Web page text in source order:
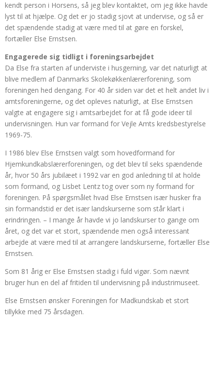
kendt person i Horsens, så jeg blev kontaktet, om jeg ikke havde
lyst til at hjælpe. Og det er jo stadig sjovt at undervise, og så er
det spændende stadig at være med til at gøre en forskel,
fortæller Else Ernstsen.
Engagerede sig tidligt i foreningsarbejdet
Da Else fra starten af underviste i husgerning, var det naturligt at
blive medlem af Danmarks Skolekøkkenlærerforening, som
foreningen hed dengang. For 40 år siden var det et helt andet liv i
amtsforeningerne, og det opleves naturligt, at Else Ernstsen
valgte at engagere sig i amtsarbejdet for at få gode ideer til
undervisningen. Hun var formand for Vejle Amts kredsbestyrelse
1969-75.
I 1986 blev Else Ernstsen valgt som hovedformand for
Hjemkundkabslærerforeningen, og det blev til seks spændende
år, hvor 50 års jubilæet i 1992 var en god anledning til at holde
som formand, og Lisbet Lentz tog over som ny formand for
foreningen. På spørgsmålet hvad Else Ernstsen især husker fra
sin formandstid er det især landskurserne som står klart i
erindringen. – I mange år havde vi jo landskurser to gange om
året, og det var et stort, spændende men også interessant
arbejde at være med til at arrangere landskurserne, fortæller Else
Ernstsen.
Som 81 årig er Else Ernstsen stadig i fuld vigør. Som nævnt
bruger hun en del af fritiden til undervisning på industrimuseet.
Else Ernstsen ønsker Foreningen for Madkundskab et stort
tillykke med 75 årsdagen.